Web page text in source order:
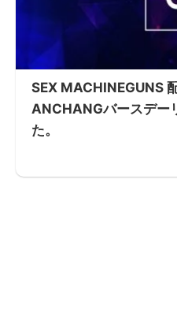
SEX MACHINEGUNS
ANCHANGバースデー
た。